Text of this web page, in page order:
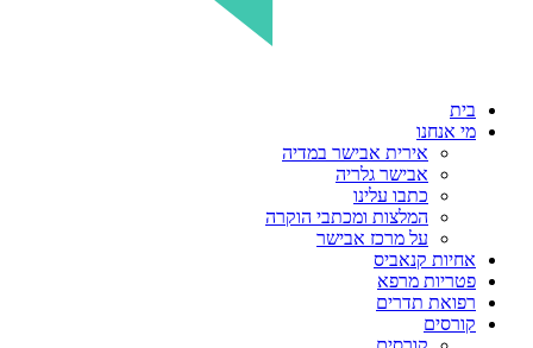
בית
מי אנחנו
אירית אבישר במדיה
אבישר גלריה
כתבו עלינו
המלצות ומכתבי הוקרה
על מרכז אבישר
אחיות קנאביס
פטריות מרפא
רפואת תדרים
קורסים